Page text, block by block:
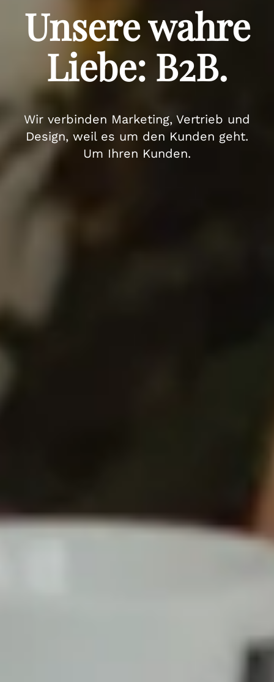
Unsere wahre
Liebe: B2B.
Wir verbinden Marketing, Vertrieb und
Design, weil es um den Kunden geht.
Um Ihren Kunden.